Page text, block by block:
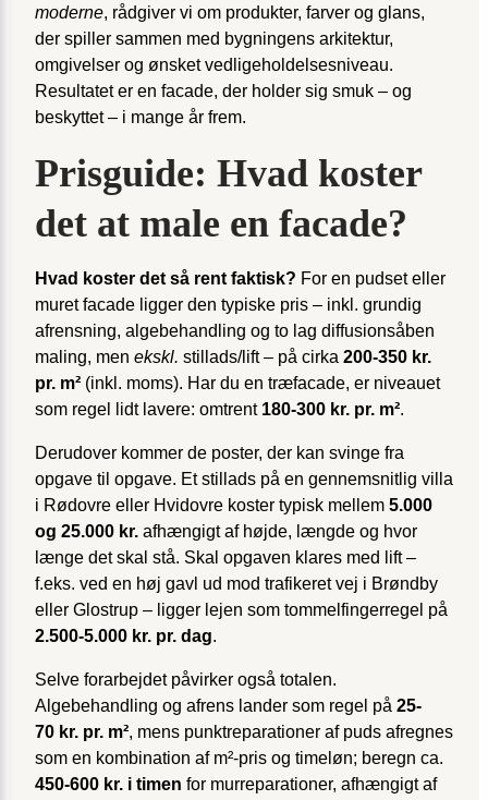
moderne, rådgiver vi om produkter, farver og glans,
der spiller sammen med bygningens arkitektur,
omgivelser og ønsket vedligeholdelsesniveau.
Resultatet er en facade, der holder sig smuk – og
beskyttet – i mange år frem.
Prisguide: Hvad koster
det at male en facade?
Hvad koster det så rent faktisk? For en pudset eller
muret facade ligger den typiske pris – inkl. grundig
afrensning, algebehandling og to lag diffusionsåben
maling, men ekskl. stillads/lift – på cirka 200-350 kr.
pr. m² (inkl. moms). Har du en træfacade, er niveauet
som regel lidt lavere: omtrent 180-300 kr. pr. m².
Derudover kommer de poster, der kan svinge fra
opgave til opgave. Et stillads på en gennemsnitlig villa
i Rødovre eller Hvidovre koster typisk mellem 5.000
og 25.000 kr. afhængigt af højde, længde og hvor
længe det skal stå. Skal opgaven klares med lift –
f.eks. ved en høj gavl ud mod trafikeret vej i Brøndby
eller Glostrup – ligger lejen som tommelfingerregel på
2.500-5.000 kr. pr. dag.
Selve forarbejdet påvirker også totalen.
Algebehandling og afrens lander som regel på 25-
70 kr. pr. m², mens punktreparationer af puds afregnes
som en kombination af m²-pris og timeløn; beregn ca.
450-600 kr. i timen for murreparationer, afhængigt af